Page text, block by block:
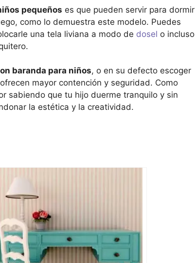
pequeños es que pueden servir para dormir
como lo demuestra este modelo. Puedes
una tela liviana a modo de dosel o incluso
baranda para niños, o en su defecto escoger
mayor contención y seguridad. Como
sabiendo que tu hijo duerme tranquilo y sin
la estética y la creatividad.